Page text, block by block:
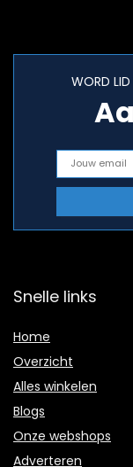
WORD
Snelle links
Home
Overzicht
Alles winkelen
Blogs
Onze webshops
Adverteren